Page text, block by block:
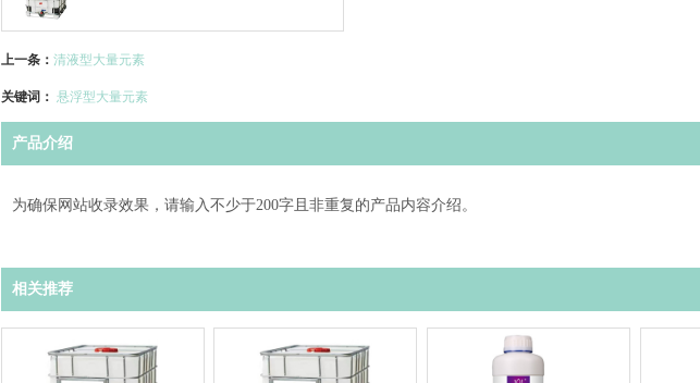
上一条： 清液型大量元素
关键词： 悬浮型大量元素
产品介绍
为确保网站收录效果，请输入不少于200字且非重复的产品内容介绍。
相关推荐